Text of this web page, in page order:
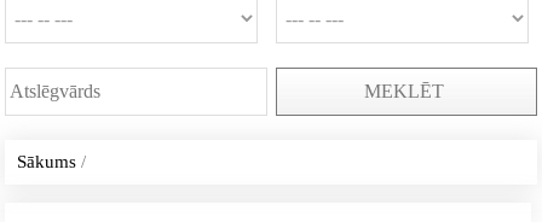
MEKLĒT
Sākums /